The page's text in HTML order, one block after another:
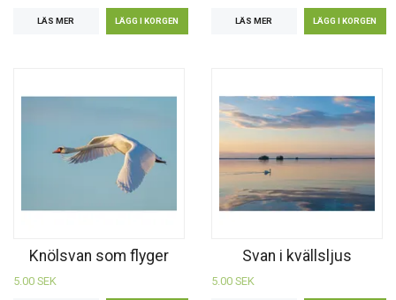
LÄS MER LÄS MER
Knölsvan som flyger
5.00 SEK
Svan i kvällsljus
5.00 SEK